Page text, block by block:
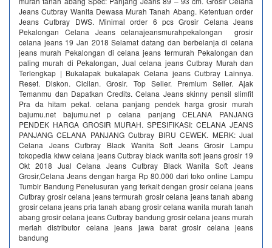
Jeans Cutbray Wanita Dewasa Murah Tanah Abang. Ketentuan order
Jeans Cutbray DWS. Minimal order 6 pcs Grosir Celana Jeans
Pekalongan Celana Jeans celanajeansmurahpekalongan grosir
celana jeans 19 Jan 2018 Selamat datang dan berbelanja di celana
jeans murah Pekalongan di celana jeans termurah Pekalongan dan
paling murah di Pekalongan, Jual celana jeans Cutbray Murah dan
Terlengkap | Bukalapak bukalapak Celana jeans Cutbray Lainnya.
Reset. Diskon. Cicilan. Grosir. Top Seller. Premium Seller. Ajak
Temanmu dan Dapatkan Credits. Celana Jeans skinny pensil slimfit
Pra da hitam pekat. celana panjang pendek harga grosir murah
bajumu.net bajumu.net p celana panjang CELANA PANJANG
PENDEK HARGA GROSIR MURAH. SPESIFIKASI: CELANA JEANS
PANJANG CELANA PANJANG Cutbray BIRU CEWEK. MERK: Jual
Celana Jeans Cutbray Black Wanita Soft Jeans Grosir Lampu
tokopedia kiww celana jeans Cutbray black wanita soft jeans grosir 19
Okt 2018 Jual Celana Jeans Cutbray Black Wanita Soft Jeans
Grosir,Celana Jeans dengan harga Rp 80.000 dari toko online Lampu
Tumblr Bandung Penelusuran yang terkait dengan grosir celana jeans
Cutbray grosir celana jeans termurah grosir celana jeans tanah abang
grosir celana jeans pria tanah abang grosir celana wanita murah tanah
abang grosir celana jeans Cutbray bandung grosir celana jeans murah
meriah distributor celana jeans jawa barat grosir celana jeans
bandung